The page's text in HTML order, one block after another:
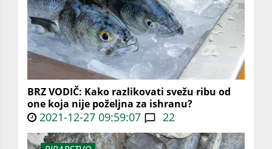
BRZ VODIČ: Kako razlikovati svežu ribu od
one koja nije poželjna za ishranu?
2021-12-27 09:59:07 22